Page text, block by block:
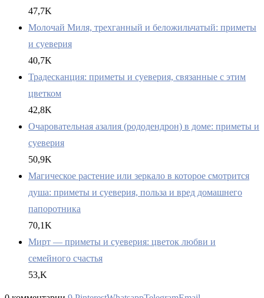
47,7K
Молочай Миля, трехганный и беложильчатый: приметы
и суеверия
40,7K
Традесканция: приметы и суеверия, связанные с этим
цветком
42,8K
Очаровательная азалия (рододендрон) в доме: приметы и
суеверия
50,9K
Магическое растение или зеркало в которое смотрится
душа: приметы и суеверия, польза и вред домашнего
папоротника
70,1K
Мирт — приметы и суеверия: цветок любви и
семейного счастья
53,K